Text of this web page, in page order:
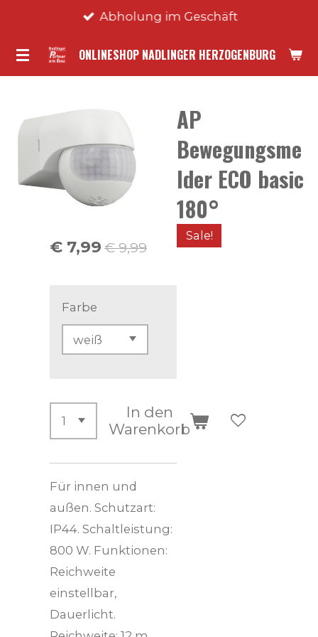
springen
ONLINESHOP NADLINGER HERZOGENBURG
Abholung im Geschäft
AP
Bewegungsme
lder ECO basic
180°
Sale!
€ 7,99 € 9,99
Farbe
In den
Warenkorb
Für innen und
außen. Schutzart:
IP44. Schaltleistung:
800 W. Funktionen:
Reichweite
einstellbar,
Dauerlicht.